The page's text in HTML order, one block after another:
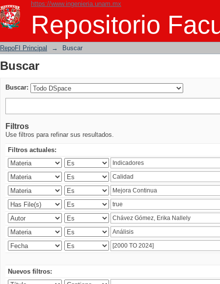
https://www.ingenieria.unam.mx
Repositorio
Buscar
RepoFI Principal → Buscar
Buscar
Buscar:
Filtros
Use filtros para refinar sus resultados.
Filtros actuales:
Nuevos filtros: